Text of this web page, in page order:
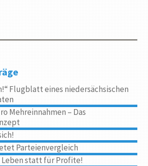
Flugblatt eines niedersächsischen
Mehreinnahmen – Das
Parteienvergleich
Leben statt für Profite!